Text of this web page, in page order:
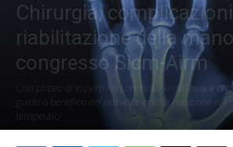
Chirurgia,
riabilitazione della
congresso Sicm-Airm
Una platea di esperti ha condiviso know-how e
guida a benefico del paziente e della riduzione di
terapeutici